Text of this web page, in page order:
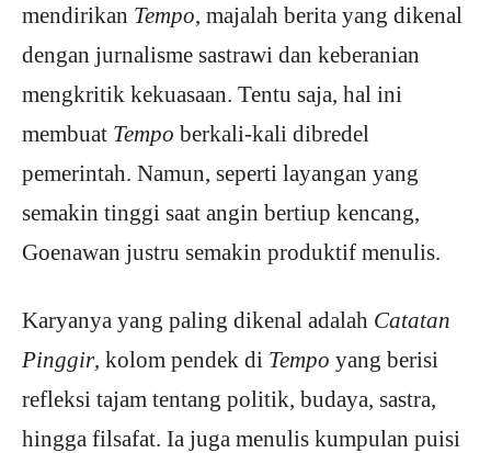
mendirikan Tempo, majalah berita yang dikenal
dengan jurnalisme sastrawi dan keberanian
mengkritik kekuasaan. Tentu saja, hal ini
membuat Tempo berkali-kali dibredel
pemerintah. Namun, seperti layangan yang
semakin tinggi saat angin bertiup kencang,
Goenawan justru semakin produktif menulis.
Karyanya yang paling dikenal adalah Catatan
Pinggir, kolom pendek di Tempo yang berisi
refleksi tajam tentang politik, budaya, sastra,
hingga filsafat. Ia juga menulis kumpulan puisi